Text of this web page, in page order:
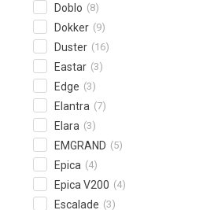
Doblo (8)
Dokker (9)
Duster (16)
Eastar (3)
Edge (3)
Elantra (7)
Elara (3)
EMGRAND (5)
Epica (4)
Epica V200 (4)
Escalade (3)